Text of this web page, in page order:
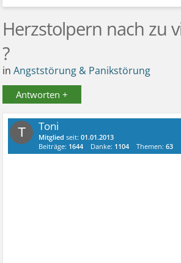
Herzstolpern nach zu
?
inAngststörung & Panikstörung
Antworten +
T Toni
Mitglied seit:01.01.2013
Beiträge: 1644 Danke: 1104 Themen:63